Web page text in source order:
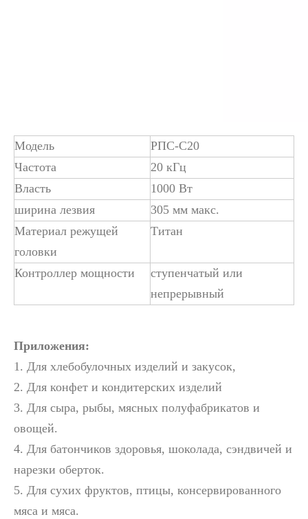
Применение ультразвуковой в швейной промышленности в
Модель
РПС-С20
Частота
20 кГц
Власть
1000 Вт
ширина лезвия
305 мм макс.
Материал режущей
головки
Титан
Контроллер мощности
ступенчатый или
непрерывный
Приложения:
1. Для хлебобулочных изделий и закусок,
2. Для конфет и кондитерских изделий
3. Для сыра, рыбы, мясных полуфабрикатов и
овощей.
4. Для батончиков здоровья, шоколада, сэндвичей и
нарезки оберток.
5. Для сухих фруктов, птицы, консервированного
мяса и мяса.